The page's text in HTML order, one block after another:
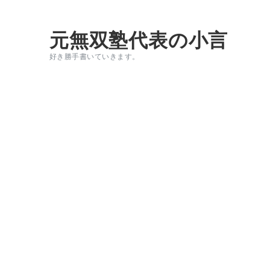
元無双塾代表の小言
好き勝手書いていきます。